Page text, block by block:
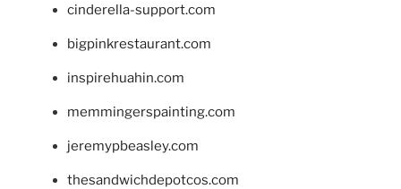
cinderella-support.com
bigpinkrestaurant.com
inspirehuahin.com
memmingerspainting.com
jeremypbeasley.com
thesandwichdepotcos.com